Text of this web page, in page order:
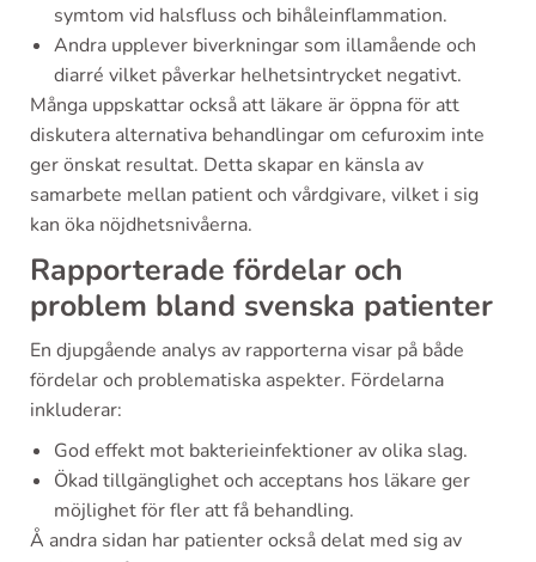
symtom vid halsfluss och bihåleinflammation.
Andra upplever biverkningar som illamående och
diarré vilket påverkar helhetsintrycket negativt.
Många uppskattar också att läkare är öppna för att
diskutera alternativa behandlingar om cefuroxim inte
ger önskat resultat. Detta skapar en känsla av
samarbete mellan patient och vårdgivare, vilket i sig
kan öka nöjdhetsnivåerna.
Rapporterade fördelar och
problem bland svenska patienter
En djupgående analys av rapporterna visar på både
fördelar och problematiska aspekter. Fördelarna
inkluderar:
God effekt mot bakterieinfektioner av olika slag.
Ökad tillgänglighet och acceptans hos läkare ger
möjlighet för fler att få behandling.
Å andra sidan har patienter också delat med sig av